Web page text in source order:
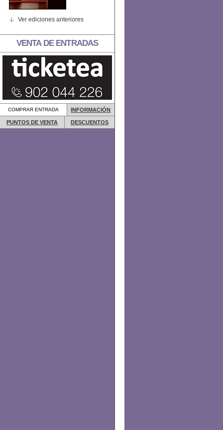
Ver ediciones anteriores
VENTA DE ENTRADAS
COMPRAR ENTRADA INFORMACIÓN
PUNTOS DE VENTA DESCUENTOS